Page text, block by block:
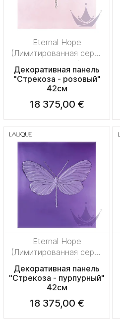
Eternal Hope
(Лимитированная серия
на 50 пред.)
Декоративная панель
"Стрекоза - розовый"
42см
18 375,00 €
Eternal Hope
(Лимитированная серия
на 50 пред.)
Декоративная панель
"Стрекоза - пурпурный"
42см
18 375,00 €